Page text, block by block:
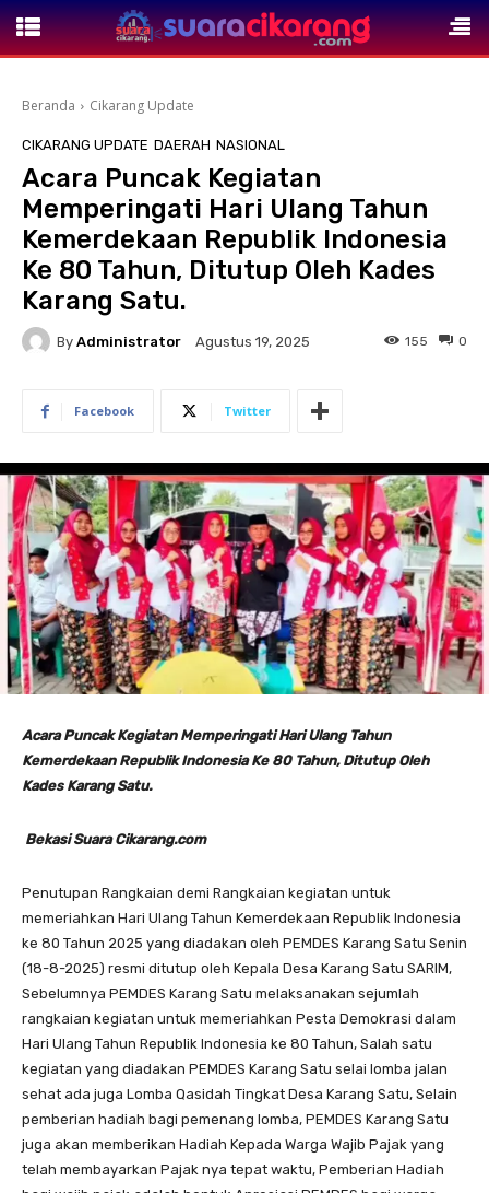
Beranda Cikarang Update
CIKARANG UPDATE DAERAH NASIONAL
Acara Puncak Kegiatan
Memperingati Hari Ulang Tahun
Kemerdekaan Republik Indonesia
Ke 80 Tahun, Ditutup Oleh Kades
Karang Satu.
By Administrator Agustus 19, 2025 0
155
Facebook Twitter
Acara Puncak Kegiatan Memperingati Hari Ulang Tahun
Kemerdekaan Republik Indonesia Ke 80 Tahun, Ditutup Oleh
Kades Karang Satu.
Bekasi Suara Cikarang.com
Penutupan Rangkaian demi Rangkaian kegiatan untuk
memeriahkan Hari Ulang Tahun Kemerdekaan Republik Indonesia
ke 80 Tahun 2025 yang diadakan oleh PEMDES Karang Satu Senin
(18-8-2025) resmi ditutup oleh Kepala Desa Karang Satu SARIM,
Sebelumnya PEMDES Karang Satu melaksanakan sejumlah
rangkaian kegiatan untuk memeriahkan Pesta Demokrasi dalam
Hari Ulang Tahun Republik Indonesia ke 80 Tahun, Salah satu
kegiatan yang diadakan PEMDES Karang Satu selai lomba jalan
sehat ada juga Lomba Qasidah Tingkat Desa Karang Satu, Selain
pemberian hadiah bagi pemenang lomba, PEMDES Karang Satu
juga akan memberikan Hadiah Kepada Warga Wajib Pajak yang
telah membayarkan Pajak nya tepat waktu, Pemberian Hadiah